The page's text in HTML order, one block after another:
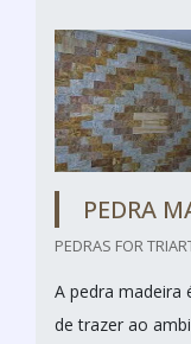
PEDRA
PEDRAS FOR
A pedra madeira
de trazer ao